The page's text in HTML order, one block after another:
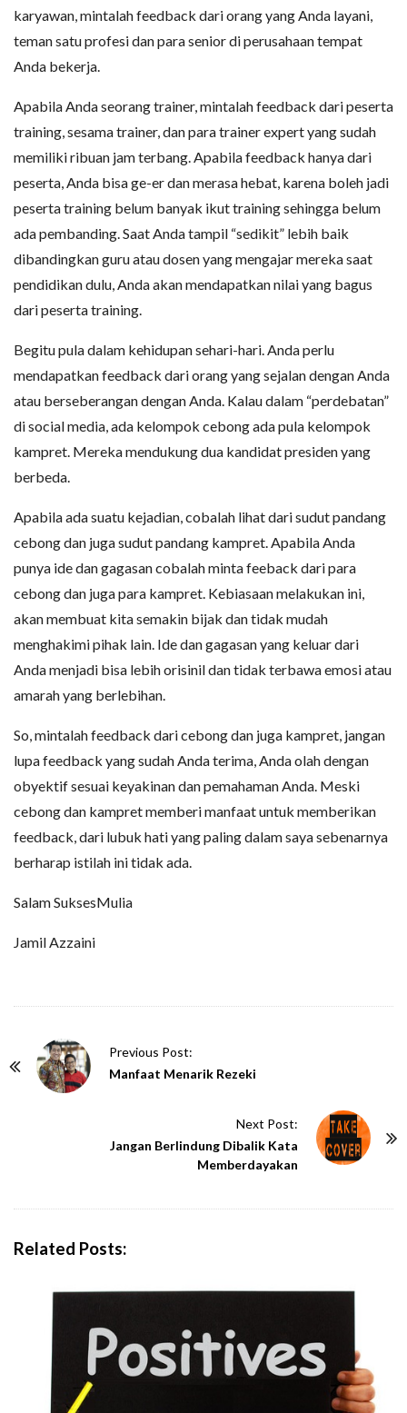
karyawan, mintalah feedback dari orang yang Anda layani,
teman satu profesi dan para senior di perusahaan tempat
Anda bekerja.
Apabila Anda seorang trainer, mintalah feedback dari peserta
training, sesama trainer, dan para trainer expert yang sudah
memiliki ribuan jam terbang. Apabila feedback hanya dari
peserta, Anda bisa ge-er dan merasa hebat, karena boleh jadi
peserta training belum banyak ikut training sehingga belum
ada pembanding. Saat Anda tampil “sedikit” lebih baik
dibandingkan guru atau dosen yang mengajar mereka saat
pendidikan dulu, Anda akan mendapatkan nilai yang bagus
dari peserta training.
Begitu pula dalam kehidupan sehari-hari. Anda perlu
mendapatkan feedback dari orang yang sejalan dengan Anda
atau berseberangan dengan Anda. Kalau dalam “perdebatan”
di social media, ada kelompok cebong ada pula kelompok
kampret. Mereka mendukung dua kandidat presiden yang
berbeda.
Apabila ada suatu kejadian, cobalah lihat dari sudut pandang
cebong dan juga sudut pandang kampret. Apabila Anda
punya ide dan gagasan cobalah minta feeback dari para
cebong dan juga para kampret. Kebiasaan melakukan ini,
akan membuat kita semakin bijak dan tidak mudah
menghakimi pihak lain. Ide dan gagasan yang keluar dari
Anda menjadi bisa lebih orisinil dan tidak terbawa emosi atau
amarah yang berlebihan.
So, mintalah feedback dari cebong dan juga kampret, jangan
lupa feedback yang sudah Anda terima, Anda olah dengan
obyektif sesuai keyakinan dan pemahaman Anda. Meski
cebong dan kampret memberi manfaat untuk memberikan
feedback, dari lubuk hati yang paling dalam saya sebenarnya
berharap istilah ini tidak ada.
Salam SuksesMulia
Jamil Azzaini
Previous Post:
Manfaat Menarik Rezeki
Next Post:
Jangan Berlindung Dibalik Kata
Memberdayakan
Related Posts: